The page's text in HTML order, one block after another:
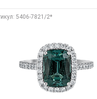
5406-7821/2*